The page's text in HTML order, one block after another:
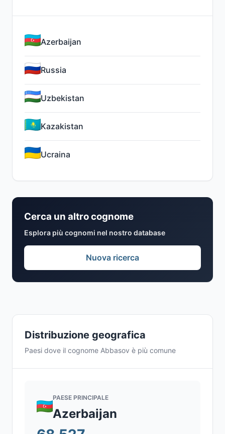
Distribuzione geografica
Paesi dove il cognome Abbasov è più comune
PAESE PRINCIPALE
Azerbaijan
Azerbaijan
Russia
Uzbekistan
Kazakistan
Ucraina
Cerca un altro cognome
Esplora più cognomi nel nostro database
Nuova ricerca